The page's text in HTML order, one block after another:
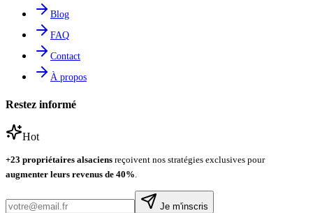
Blog
FAQ
Contact
À propos
Restez informé
Hot
+23 propriétaires alsaciens reçoivent nos stratégies exclusives pour
augmenter leurs revenus de 40%.
Je m'inscris